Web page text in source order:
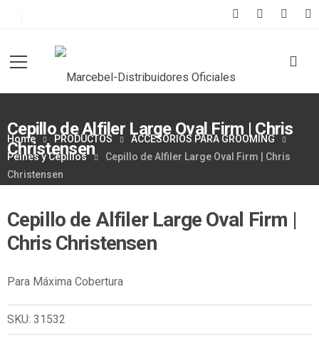
Cepillo de Alfiler Large Oval Firm | Chris
Christensen
Home PRODUCTOS
ACCESORIOS PARA GROOMING
Peines y Cepillos
Cepillo de Alfiler Large Oval Firm | Chris
Christensen
Cepillo de Alfiler Large Oval Firm |
Chris Christensen
Para Máxima Cobertura
SKU: 31532